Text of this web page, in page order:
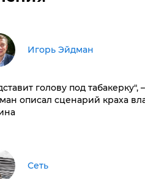
Игорь Эйдман
голову под табакерку", –
описал сценарий краха
Сеть